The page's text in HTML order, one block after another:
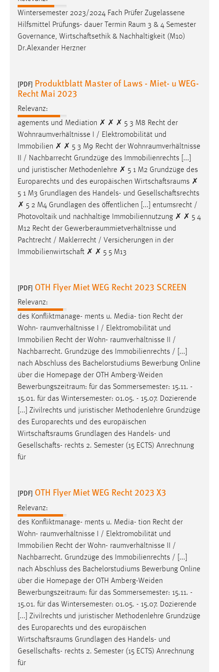
Wintersemester 2023/2024 Fach Prüfer Zugelassene
Hilfsmittel Prüfungs- dauer Termin Raum 3 & 4 Semester
Governance, Wirtschaftsethik & Nachhaltigkeit (M10)
Dr.Alexander Herzner
[PDF] Produktblatt Master of Laws - Miet- u WEG-
Recht Mai 2023
Relevanz:
agements und Mediation ✗ ✗ ✗ 5 3 M8 Recht der
Wohnraumverhältnisse I / Elektromobilität und
Immobilien ✗ ✗ 5 3 M9 Recht der Wohnraumverhältnisse
II / Nachbarrecht Grundzüge des Immobilienrechts [...]
und juristischer Methodenlehre ✗ 5 1 M2 Grundzüge des
Europarechts und des europäischen Wirtschaftsraums ✗
5 1 M3 Grundlagen des Handels- und Gesellschaftsrechts
✗ 5 2 M4 Grundlagen des öffentlichen [...] entumsrecht /
Photovoltaik und nachhaltige Immobiliennutzung ✗ ✗ 5 4
M12 Recht der Gewerberaummietverhältnisse und
Pachtrecht / Maklerrecht / Versicherungen in der
Immobilienwirtschaft ✗ ✗ 5 5 M13
[PDF] OTH Flyer Miet WEG Recht 2023 SCREEN
Relevanz:
des Konfliktmanage- ments u. Media- tion Recht der
Wohn- raumverhältnisse I / Elektromobilität und
Immobilien Recht der Wohn- raumverhältnisse II /
Nachbarrecht. Grundzüge des Immobilienrechts / [...]
nach Abschluss des Bachelorstudiums Bewerbung Online
über die Homepage der OTH Amberg-Weiden
Bewerbungszeitraum: für das Sommersemester: 15.11. -
15.01. für das Wintersemester: 01.05. - 15.07. Dozierende
[...] Zivilrechts und juristischer Methodenlehre Grundzüge
des Europarechts und des europäischen
Wirtschaftsraums Grundlagen des Handels- und
Gesellschafts- rechts 2. Semester (15 ECTS) Anrechnung
für
[PDF] OTH Flyer Miet WEG Recht 2023 X3
Relevanz:
des Konfliktmanage- ments u. Media- tion Recht der
Wohn- raumverhältnisse I / Elektromobilität und
Immobilien Recht der Wohn- raumverhältnisse II /
Nachbarrecht. Grundzüge des Immobilienrechts / [...]
nach Abschluss des Bachelorstudiums Bewerbung Online
über die Homepage der OTH Amberg-Weiden
Bewerbungszeitraum: für das Sommersemester: 15.11. -
15.01. für das Wintersemester: 01.05. - 15.07. Dozierende
[...] Zivilrechts und juristischer Methodenlehre Grundzüge
des Europarechts und des europäischen
Wirtschaftsraums Grundlagen des Handels- und
Gesellschafts- rechts 2. Semester (15 ECTS) Anrechnung
für
Conversion-Tracking
Cookie Laufzeit:
3 Monate
Name:
_fbp
Anbieter:
Facebook
Zweck:
Conversion-Tracking
Cookie Laufzeit:
3 Monate
EXTERNE MEDIEN
Um Inhalte von Videoplattformen und Social Media
Plattformen anzeigen zu können, werden von diesen
YouTube
Vimeo